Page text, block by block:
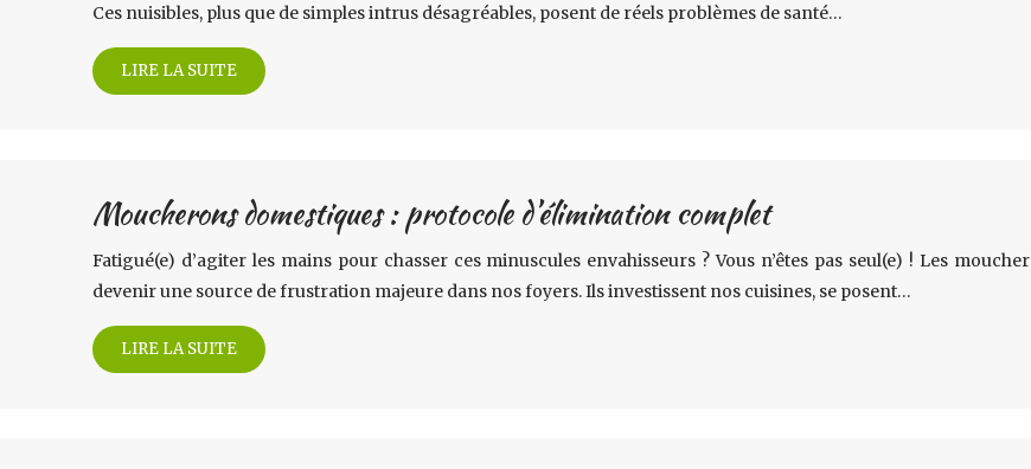
Ces nuisibles, plus que de simples intrus désagréables, posent de réels problèmes de santé…
LIRE LA SUITE
Moucherons domestiques : protocole d’élimination complet
Fatigué(e) d’agiter les mains pour chasser ces minuscules envahisseurs ? Vous n’êtes pas seul(e) ! Les
devenir une source de frustration majeure dans nos foyers. Ils investissent nos cuisines, se posent…
LIRE LA SUITE